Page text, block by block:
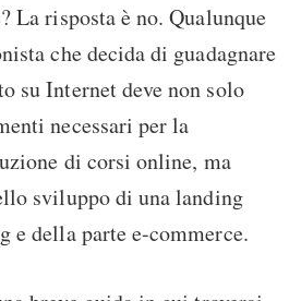
La risposta è no. Qualunque
che decida di guadagnare
su Internet deve non solo
necessari per la
di corsi online, ma
sviluppo di una landing
e della parte e-commerce.